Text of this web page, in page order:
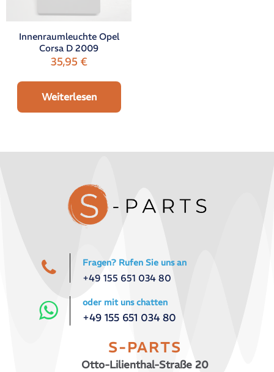
Innenraumleuchte Opel
Corsa D 2009
35,95 €
Weiterlesen
Fragen? Rufen Sie uns an
+49 155 651 034 80
oder mit uns chatten
+49 155 651 034 80
S-PARTS
Otto-Lilienthal-Straße 20